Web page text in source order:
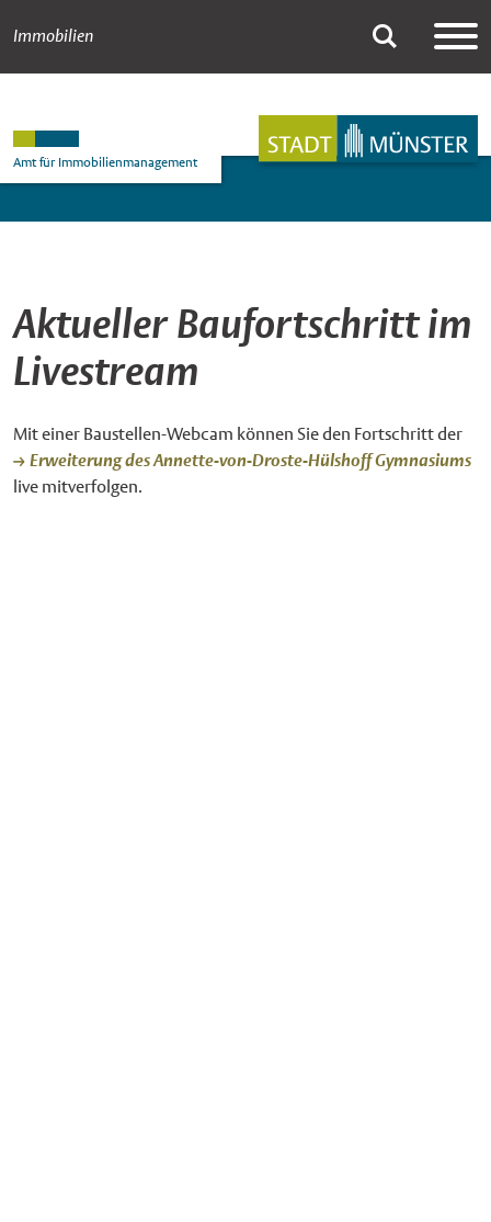
Livestream
Immobilien
Amt für Immobilienmanagement
Aktueller Baufortschritt im
Livestream
Mit einer Baustellen-Webcam können Sie den Fortschritt der
Erweiterung des Annette-von-Droste-Hülshoff Gymnasiums
live mitverfolgen.